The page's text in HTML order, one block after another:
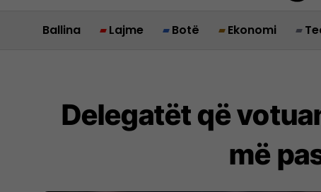
Ballina Lajme Botë Ekonomi
Delegatët që
më